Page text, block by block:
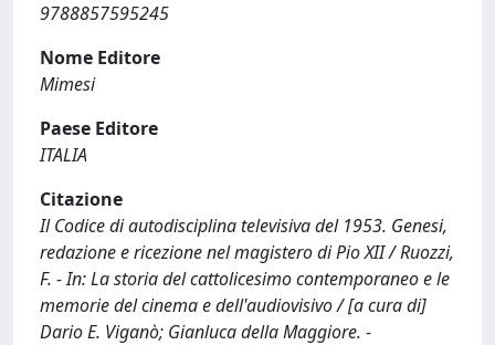
9788857595245
Nome Editore
Mimesi
Paese Editore
ITALIA
Citazione
Il Codice di autodisciplina televisiva del 1953. Genesi,
redazione e ricezione nel magistero di Pio XII / Ruozzi,
F. - In: La storia del cattolicesimo contemporaneo e le
memorie del cinema e dell'audiovisivo / [a cura di]
Dario E. Viganò; Gianluca della Maggiore. -